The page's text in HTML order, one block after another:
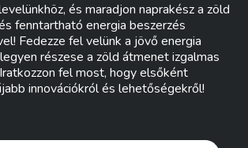
és maradjon naprakész a zöld
fenntartható energia beszerzés
Fedezze fel velünk a jövő energia
részese a zöld átmenet izgalmas
fel most, hogy elsőként
innovációkról és lehetőségekről!